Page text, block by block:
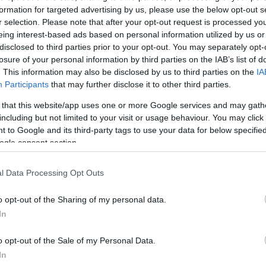
for targeted advertising by us, please use the below opt-out
selection. Please note that after your opt-out request is processed
interest-based ads based on personal information utilized by us
to third parties prior to your opt-out. You may separately
of your personal information by third parties on the IAB’s list of
This information may also be disclosed by us to third parties on the
Participants that may further disclose it to other third parties.
that this website/app uses one or more Google services and may
but not limited to your visit or usage behaviour. You may
to Google and its third-party tags to use your data for below
consent section.
Data Processing Opt Outs
opt-out of the Sharing of my personal data.
opt-out of the Sale of my Personal Data.
και τη θέσπιση ενός Ευρωπαϊκού Συστήματος
πρέπει να προχωρήσουμε με ταχείς
και Επενδύσεων, προκειμένου να
των χρηματοπιστωτικών υπηρεσιών, να
επενδυτικές και ασφαλιστικές υπηρεσίες και,
ανταγωνιστικότητα των χρηματοπιστωτικών
υπενθύμισε στους συνδαιτυμόνες του ότι έχει
εκπροσωπώντας το Υπουργείο Οικονομίας και
1994 έως το 2000.